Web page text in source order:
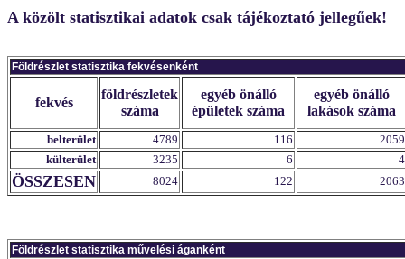
A közölt statisztikai adatok csak tájékoztató jellegűek!
Földrészlet statisztika fekvésenként
fekvés
földrészletek
száma
egyéb önálló
épületek száma
egyéb önálló
lakások száma
belterület 4789 116
2059
külterület
3235 6 4
ÖSSZESEN 8024 122 2063
Földrészlet statisztika művelési áganként